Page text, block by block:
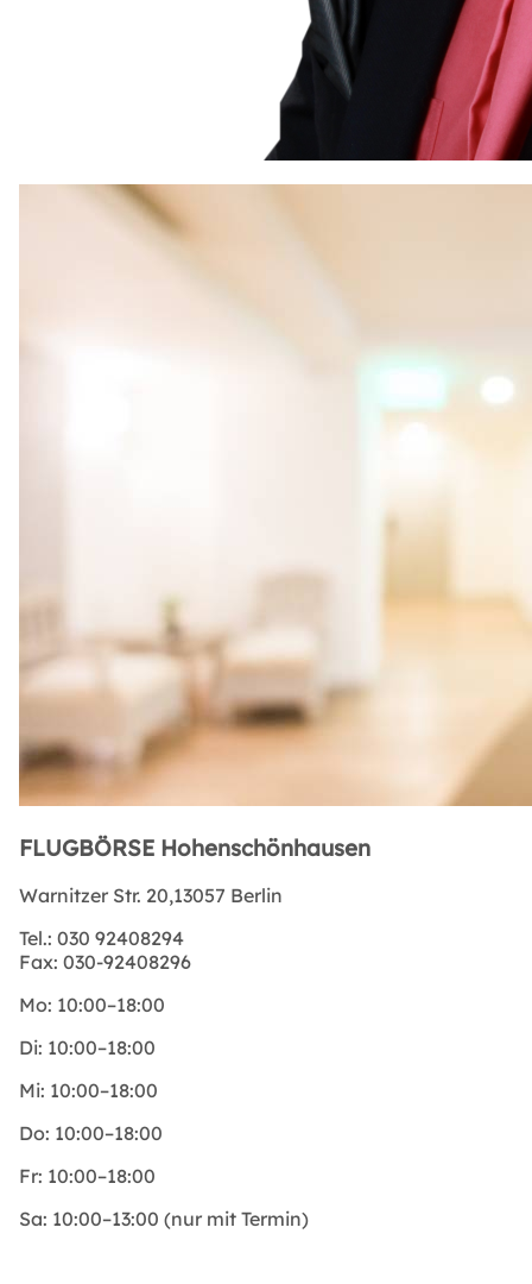
FLUGBÖRSE Hohenschönhausen
Warnitzer Str. 20,13057 Berlin
Tel.: 030 92408294
Fax: 030-92408296
Mo: 10:00–18:00
Di: 10:00–18:00
Mi: 10:00–18:00
Do: 10:00–18:00
Fr: 10:00–18:00
Sa: 10:00–13:00 (nur mit Termin)